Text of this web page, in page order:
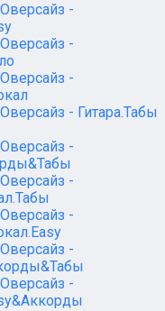
-
-
-
- Гитара.Табы
-
-
-
-
-